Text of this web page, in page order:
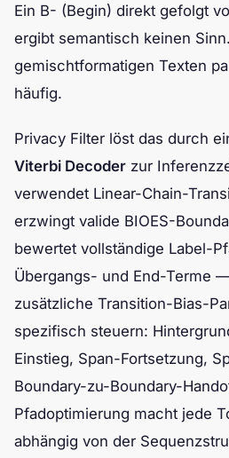
Ein B- (Begin) direkt gefolgt
ergibt semantisch keinen
gemischtformatigen Texten
häufig.
Privacy Filter löst das durch
Viterbi Decoder zur
verwendet Linear-Chain-
erzwingt valide BIOES-
bewertet vollständige Label-
Übergangs- und End-Terme
zusätzliche Transition-Bias-
spezifisch steuern:
Einstieg, Span-Fortsetzung,
Boundary-zu-Boundary-
Pfadoptimierung macht jede
abhängig von der